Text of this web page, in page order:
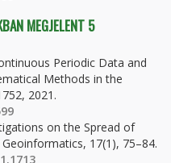
MEGJELENT 5
Periodic Data and
Methods in the
2021.
on the Spread of
17(1), 75–84.